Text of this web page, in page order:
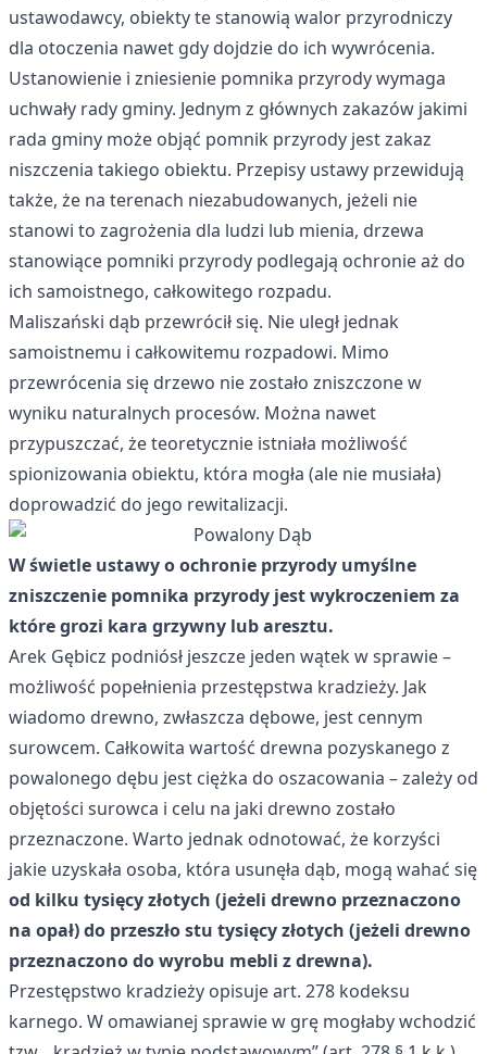
ustawodawcy, obiekty te stanowią walor przyrodniczy
dla otoczenia nawet gdy dojdzie do ich wywrócenia.
Ustanowienie i zniesienie pomnika przyrody wymaga
uchwały rady gminy. Jednym z głównych zakazów jakimi
rada gminy może objąć pomnik przyrody jest zakaz
niszczenia takiego obiektu. Przepisy ustawy przewidują
także, że na terenach niezabudowanych, jeżeli nie
stanowi to zagrożenia dla ludzi lub mienia, drzewa
stanowiące pomniki przyrody podlegają ochronie aż do
ich samoistnego, całkowitego rozpadu.
Maliszański dąb przewrócił się. Nie uległ jednak
samoistnemu i całkowitemu rozpadowi. Mimo
przewrócenia się drzewo nie zostało zniszczone w
wyniku naturalnych procesów. Można nawet
przypuszczać, że teoretycznie istniała możliwość
spionizowania obiektu, która mogła (ale nie musiała)
doprowadzić do jego rewitalizacji.
W świetle ustawy o ochronie przyrody umyślne
zniszczenie pomnika przyrody jest wykroczeniem za
które grozi kara grzywny lub aresztu.
Arek Gębicz podniósł jeszcze jeden wątek w sprawie –
możliwość popełnienia przestępstwa kradzieży. Jak
wiadomo drewno, zwłaszcza dębowe, jest cennym
surowcem. Całkowita wartość drewna pozyskanego z
powalonego dębu jest ciężka do oszacowania – zależy od
objętości surowca i celu na jaki drewno zostało
przeznaczone. Warto jednak odnotować, że korzyści
jakie uzyskała osoba, która usunęła dąb, mogą wahać się
od kilku tysięcy złotych (jeżeli drewno przeznaczono
na opał) do przeszło stu tysięcy złotych (jeżeli drewno
przeznaczono do wyrobu mebli z drewna).
Przestępstwo kradzieży opisuje art. 278 kodeksu
karnego. W omawianej sprawie w grę mogłaby wchodzić